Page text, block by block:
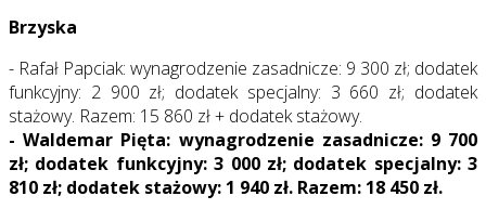
Brzyska
- Rafał Papciak: wynagrodzenie zasadnicze: 9 300 zł; dodatek
funkcyjny: 2 900 zł; dodatek specjalny: 3 660 zł; dodatek
stażowy. Razem: 15 860 zł + dodatek stażowy.
- Waldemar Pięta: wynagrodzenie zasadnicze: 9 700
zł; dodatek funkcyjny: 3 000 zł; dodatek specjalny: 3
810 zł; dodatek stażowy: 1 940 zł. Razem: 18 450 zł.